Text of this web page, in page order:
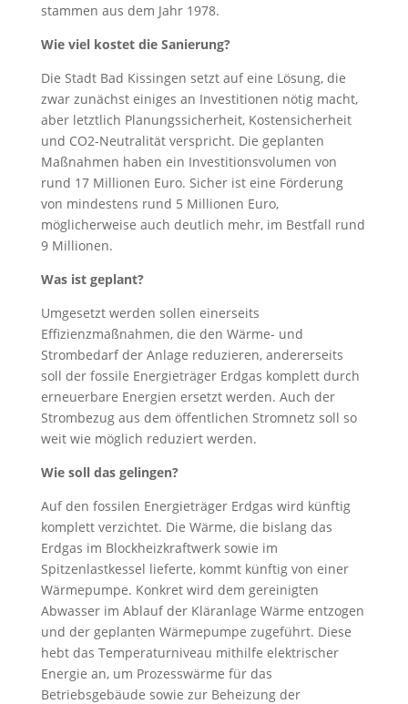
stammen aus dem Jahr 1978.
Wie viel kostet die Sanierung?
Die Stadt Bad Kissingen setzt auf eine Lösung, die
zwar zunächst einiges an Investitionen nötig macht,
aber letztlich Planungssicherheit, Kostensicherheit
und CO2-Neutralität verspricht. Die geplanten
Maßnahmen haben ein Investitionsvolumen von
rund 17 Millionen Euro. Sicher ist eine Förderung
von mindestens rund 5 Millionen Euro,
möglicherweise auch deutlich mehr, im Bestfall rund
9 Millionen.
Was ist geplant?
Umgesetzt werden sollen einerseits
Effizienzmaßnahmen, die den Wärme- und
Strombedarf der Anlage reduzieren, andererseits
soll der fossile Energieträger Erdgas komplett durch
erneuerbare Energien ersetzt werden. Auch der
Strombezug aus dem öffentlichen Stromnetz soll so
weit wie möglich reduziert werden.
Wie soll das gelingen?
Auf den fossilen Energieträger Erdgas wird künftig
komplett verzichtet. Die Wärme, die bislang das
Erdgas im Blockheizkraftwerk sowie im
Spitzenlastkessel lieferte, kommt künftig von einer
Wärmepumpe. Konkret wird dem gereinigten
Abwasser im Ablauf der Kläranlage Wärme entzogen
und der geplanten Wärmepumpe zugeführt. Diese
hebt das Temperaturniveau mithilfe elektrischer
Energie an, um Prozesswärme für das
Betriebsgebäude sowie zur Beheizung der